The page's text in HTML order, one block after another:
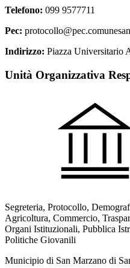
Telefono: 099 9577711
Pec:
Indirizzo: Piazza Universitario
Unità Organizzativa
Segreteria, Protocollo,
Agricoltura, Commercio,
Organi Istituzionali, Pubblica
Politiche Giovanili
Municipio di San Marzano di